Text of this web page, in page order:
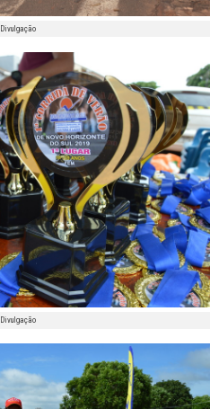
Divulgação
Divulgação